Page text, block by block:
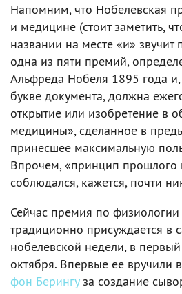
Напомним, что Нобелевская
и медицине (стоит заметить,
названии на месте «и» звучит
одна из пяти премий,
Альфреда Нобеля 1895 года и,
букве документа, должна
открытие или изобретение в
медицины», сделанное в
принесшее максимальную
Впрочем, «принцип прошлого
соблюдался, кажется, почти
Сейчас премия по
традиционно присуждается в
нобелевской недели, в
октября. Впервые ее вручили
фон Берингуза создание